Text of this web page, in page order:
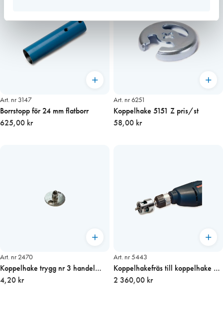
Art. nr 3147
Borrstopp för 24 mm flatborr
625,00 kr
Art. nr 6251
Koppelhake 5151 Z pris/st
58,00 kr
Art. nr 2470
Koppelhake trygg nr 3 handel
pris/st
4,20 kr
Art. nr 5443
Koppelhakefräs till koppelhake 3
och 4
2 360,00 kr